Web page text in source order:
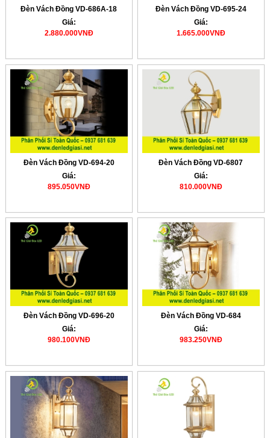
Đèn Vách Đồng VD-686A-18
Giá:
2.880.000VNĐ
Đèn Vách Đồng VD-695-24
Giá:
1.665.000VNĐ
Đèn Vách Đồng VD-694-20
Giá:
895.050VNĐ
Đèn Vách Đồng VD-6807
Giá:
810.000VNĐ
Đèn Vách Đồng VD-696-20
Giá:
980.100VNĐ
Đèn Vách Đồng VD-684
Giá:
983.250VNĐ